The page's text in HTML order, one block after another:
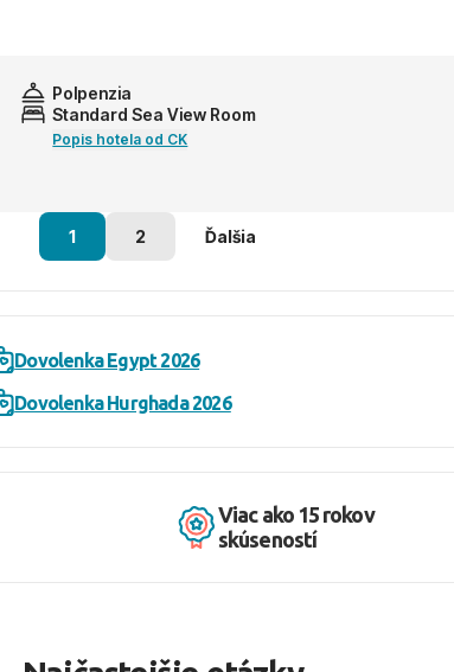
Polpenzia
Standard Sea View Room
Popis hotela od CK
1 2 Ďalšia
Dovolenka Egypt 2026
Dovolenka Hurghada 2026
Viac ako 15 rokov
skúseností